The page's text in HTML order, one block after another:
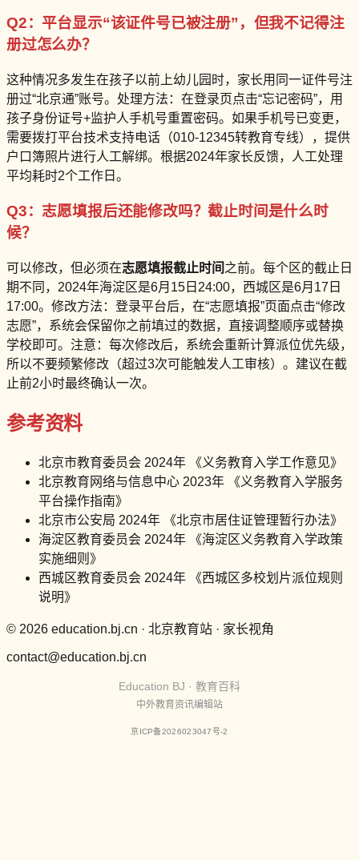
Q2：平台显示“该证件号已被注册”，但我不记得注
册过怎么办？
这种情况多发生在孩子以前上幼儿园时，家长用同一证件号注
册过“北京通”账号。处理方法：在登录页点击“忘记密码”，用
孩子身份证号+监护人手机号重置密码。如果手机号已变更，
需要拨打平台技术支持电话（010-12345转教育专线），提供
户口簿照片进行人工解绑。根据2024年家长反馈，人工处理
平均耗时2个工作日。
Q3：志愿填报后还能修改吗？截止时间是什么时
候？
可以修改，但必须在志愿填报截止时间 之前。每个区的截止日
期不同，2024年海淀区是6月15日24:00，西城区是6月17日
17:00。修改方法：登录平台后，在“志愿填报”页面点击“修改
志愿”，系统会保留你之前填过的数据，直接调整顺序或替换
学校即可。注意：每次修改后，系统会重新计算派位优先级，
所以不要频繁修改（超过3次可能触发人工审核）。建议在截
止前2小时最终确认一次。
参考资料
北京市教育委员会 2024年 《义务教育入学工作意见》
北京教育网络与信息中心 2023年 《义务教育入学服务
平台操作指南》
北京市公安局 2024年 《北京市居住证管理暂行办法》
海淀区教育委员会 2024年 《海淀区义务教育入学政策
实施细则》
西城区教育委员会 2024年 《西城区多校划片派位规则
说明》
© 2026 education.bj.cn · 北京教育站 · 家长视角
contact@education.bj.cn
Education BJ · 教育百科
中外教育资讯编辑站
京ICP备2026023047号-2